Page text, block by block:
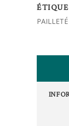
PAILLETÉ